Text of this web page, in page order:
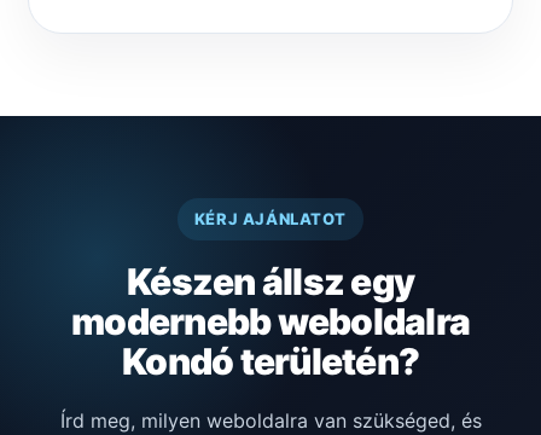
KÉRJ AJÁNLATOT
Készen állsz egy
modernebb weboldalra
Kondó területén?
Írd meg, milyen weboldalra van szükséged, és